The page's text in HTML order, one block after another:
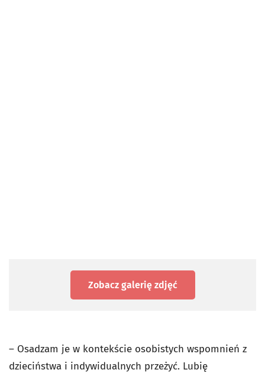
Zobacz galerię zdjęć
– Osadzam je w kontekście osobistych wspomnień z
dzieciństwa i indywidualnych przeżyć. Lubię